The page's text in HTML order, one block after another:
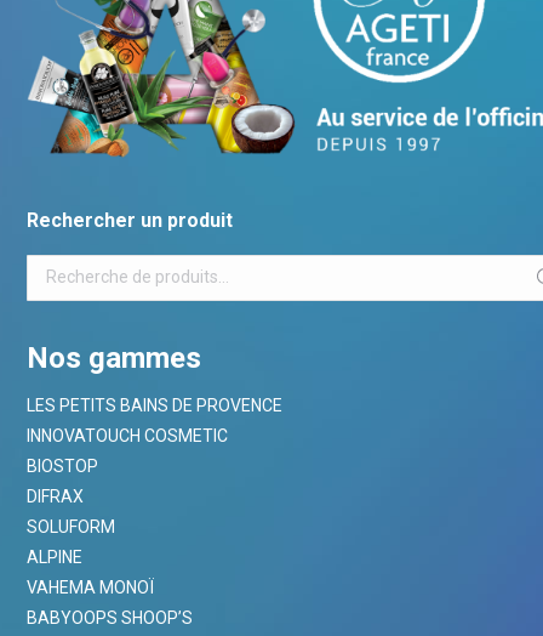
Rechercher un produit
Nos gammes
LES PETITS BAINS DE PROVENCE
INNOVATOUCH COSMETIC
BIOSTOP
DIFRAX
SOLUFORM
ALPINE
VAHEMA MONOÏ
BABYOOPS SHOOP’S